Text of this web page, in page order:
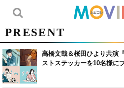
PRESENT
高橋文哉＆桜田ひより共演
ストステッカーを10名様に